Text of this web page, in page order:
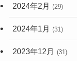
2024年2月 (29)
2024年1月 (31)
2023年12月 (31)